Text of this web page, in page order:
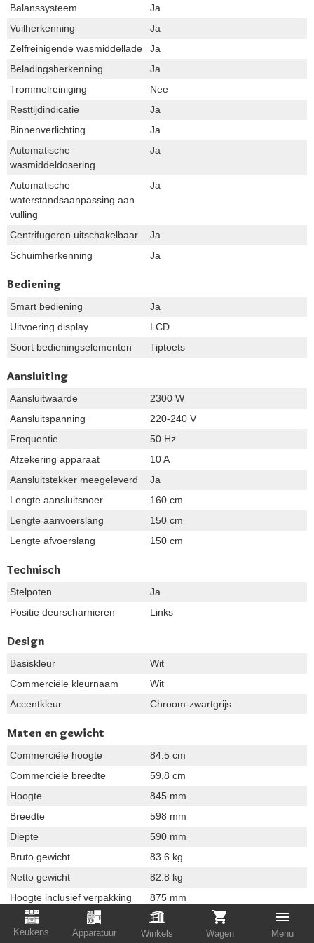
Keukens Apparatuur Winkels Wagen Menu
Balanssysteem
Ja
Vuilherkenning
Ja
Zelfreinigende wasmiddellade
Ja
Beladingsherkenning
Ja
Trommelreiniging
Nee
Resttijdindicatie
Ja
Binnenverlichting
Ja
Automatische
wasmiddeldosering
Ja
Automatische
waterstandsaanpassing aan
vulling
Ja
Centrifugeren uitschakelbaar
Ja
Schuimherkenning
Ja
Bediening
Smart bediening
Ja
Uitvoering display
LCD
Soort bedieningselementen
Tiptoets
Aansluiting
Aansluitwaarde
2300 W
Aansluitspanning
220-240 V
Frequentie
50 Hz
Afzekering apparaat
10 A
Aansluitstekker meegeleverd
Ja
Lengte aansluitsnoer
160 cm
Lengte aanvoerslang
150 cm
Lengte afvoerslang
150 cm
Technisch
Stelpoten
Ja
Positie deurscharnieren
Links
Design
Basiskleur
Wit
Commerciële kleurnaam
Wit
Accentkleur
Chroom-zwartgrijs
Maten en gewicht
Commerciële hoogte
84.5 cm
Commerciële breedte
59,8 cm
Hoogte
845 mm
Breedte
598 mm
Diepte
590 mm
Bruto gewicht
83.6 kg
Netto gewicht
82.8 kg
Hoogte inclusief verpakking
875 mm
Breedte inclusief verpakking
640 mm
Diepte inclusief verpakking
675 mm